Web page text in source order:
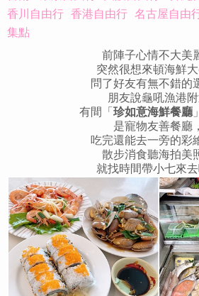
香川自由行 香港自由行 名古屋自由
集點
前陣子心情不大美
突然很想來頓海鮮大
問了好友有無不錯的
朋友說龜吼漁港
有間「 珍如意海鮮餐廳
是寵物友善餐廳，
吃完還能去一旁的彩
散步消食聽海拍美
就找時間帶小七來去